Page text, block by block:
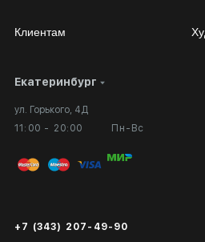
Екатеринбург
ул. Горького, 4Д
11:00 - 20:00
Пн-Вс
+7 (343) 207-49-90
Клиентам
Личный кабинет
Вопросы и ответы
Публичная оферта
Экспертиза/Вывоз за границу
Сотрудничество
Выставка в галерее